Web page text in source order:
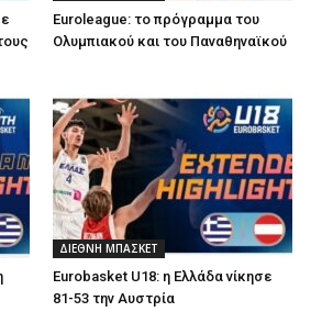
Euroleague: το πρόγραμμα του
Ολυμπιακού και του Παναθηναϊκού
ΔΙΕΘΝΗ ΜΠΑΣΚΕΤ
Eurobasket U18: η Ελλάδα νίκησε
81-53 την Αυστρία